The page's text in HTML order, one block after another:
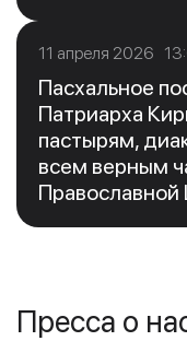
11 апреля 2026
Пасхальное
Патриарха
пастырям,
всем верным
Православной
Пресса о